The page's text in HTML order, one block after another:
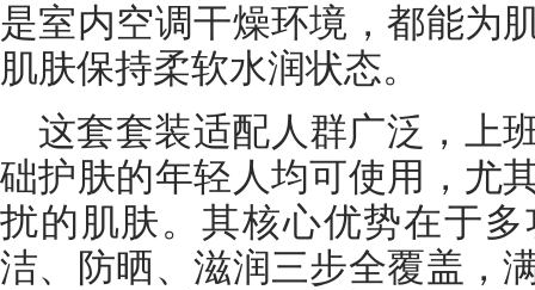
是室内空调干燥环境，都能为
肌肤保持柔软水润状态。
这套套装适配人群广泛，上
础护肤的年轻人均可使用，尤
扰的肌肤。其核心优势在于
洁、防晒、滋润三步全覆盖，